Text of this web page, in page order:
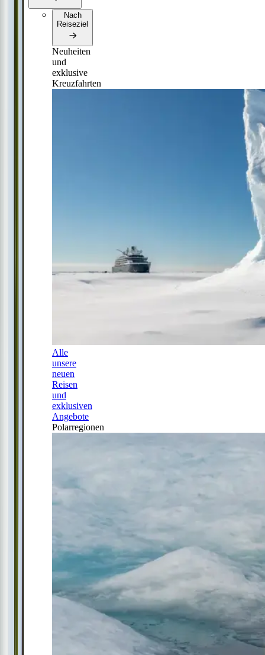
Nach
Reiseziel
Neuheiten
und
exklusive
Kreuzfahrten
Alle
unsere
neuen
Reisen
und
exklusiven
Angebote
Polarregionen